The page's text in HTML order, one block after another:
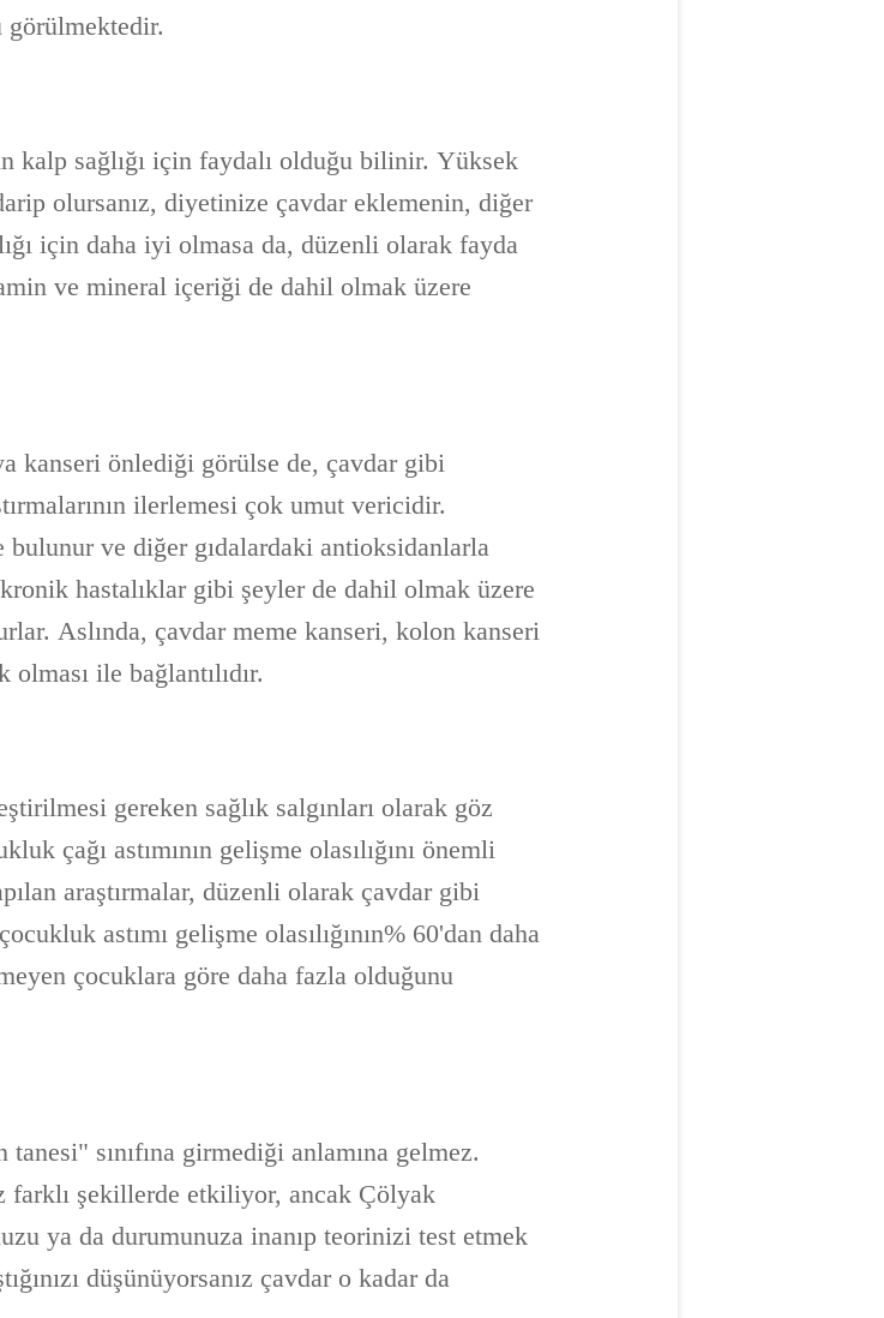
kalp sağlığı için faydalı olduğu bilinir. Yüksek
olursanız, diyetinize çavdar eklemenin, diğer
için daha iyi olmasa da, düzenli olarak fayda
ve mineral içeriği de dahil olmak üzere
kanseri önlediği görülse de, çavdar gibi
ilerlemesi çok umut vericidir.
ve diğer gıdalardaki antioksidanlarla
hastalıklar gibi şeyler de dahil olmak üzere
Aslında, çavdar meme kanseri, kolon kanseri
ile bağlantılıdır.
gereken sağlık salgınları olarak göz
çağı astımının gelişme olasılığını önemli
araştırmalar, düzenli olarak çavdar gibi
astımı gelişme olasılığının% 60'dan daha
çocuklara göre daha fazla olduğunu
sınıfına girmediği anlamına gelmez.
farklı şekillerde etkiliyor, ancak Çölyak
ya da durumunuza inanıp teorinizi test etmek
düşünüyorsanız çavdar o kadar da